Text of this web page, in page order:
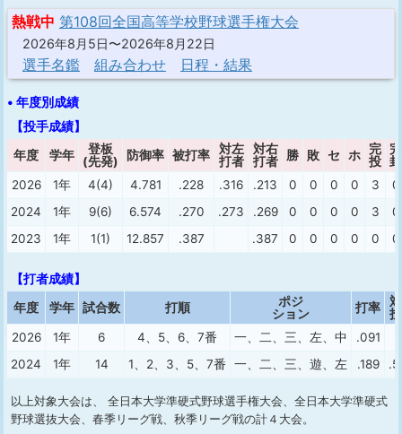
熱戦中 第108回全国高等学校野球選手権大会
2026年8月5日〜2026年8月22日
選手名鑑 組み合わせ 日程・結果
• 年度別成績
【投手成績】
年度
学年
登板
(先発)
防御率 被打率
対左
打者
対右
打者
勝 敗 セ ホ
完
投
完
封
2026
1年 4(4) 4.781 .228 .316 .213 0 0 0 0 3
0
2024
1年 9(6) 6.574 .270 .273 .269 0 0 0 0 3
0
2023
1年 1(1) 12.857 .387 .387 0 0 0 0 0 0
【打者成績】
年度
学年 試合数 打順
ポジ
ション
打率
2026
1年 6 4、5、6、7番 一、二、三、左、中
.091
2024
1年 14 1、2、3、5、7番 一、二、三、遊、左 .189
以上対象大会は、 全日本大学準硬式野球選手権大会、全日本大学準硬式
野球選抜大会、春季リーグ戦、秋季リーグ戦の計４大会。